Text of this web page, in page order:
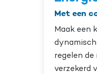
Met een
Maak een
regelen
verzekerd